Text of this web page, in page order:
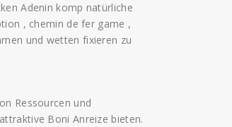
Adenin komp natürliche
, chemin de fer game ,
und wetten fixieren zu
Ressourcen und
Boni Anreize bieten.